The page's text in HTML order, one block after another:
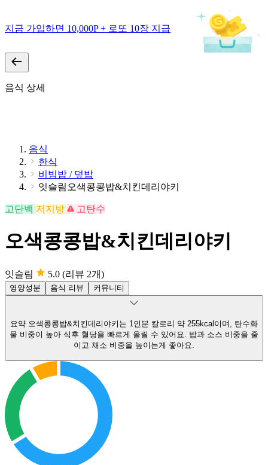
지금 가입하면 10,000P + 로또 10장 지급
음식 상세
음식
한식
비빔밥 / 덮밥
잇슬림오색콩콩밥&치킨데리야키
고단백 저지방 고탄수
오색콩콩밥&치킨데리야키
잇슬림 5.0 (리뷰 2개)
영양성분 음식 리뷰 커뮤니티
요약 오색콩콩밥&치킨데리야키는 1인분 칼로리 약 255kcal이며, 탄수화
물 비중이 높아 식후 혈당을 빠르게 올릴 수 있어요. 밥과 소스 비중을 줄
이고 채소 비중을 높이는게 좋아요.